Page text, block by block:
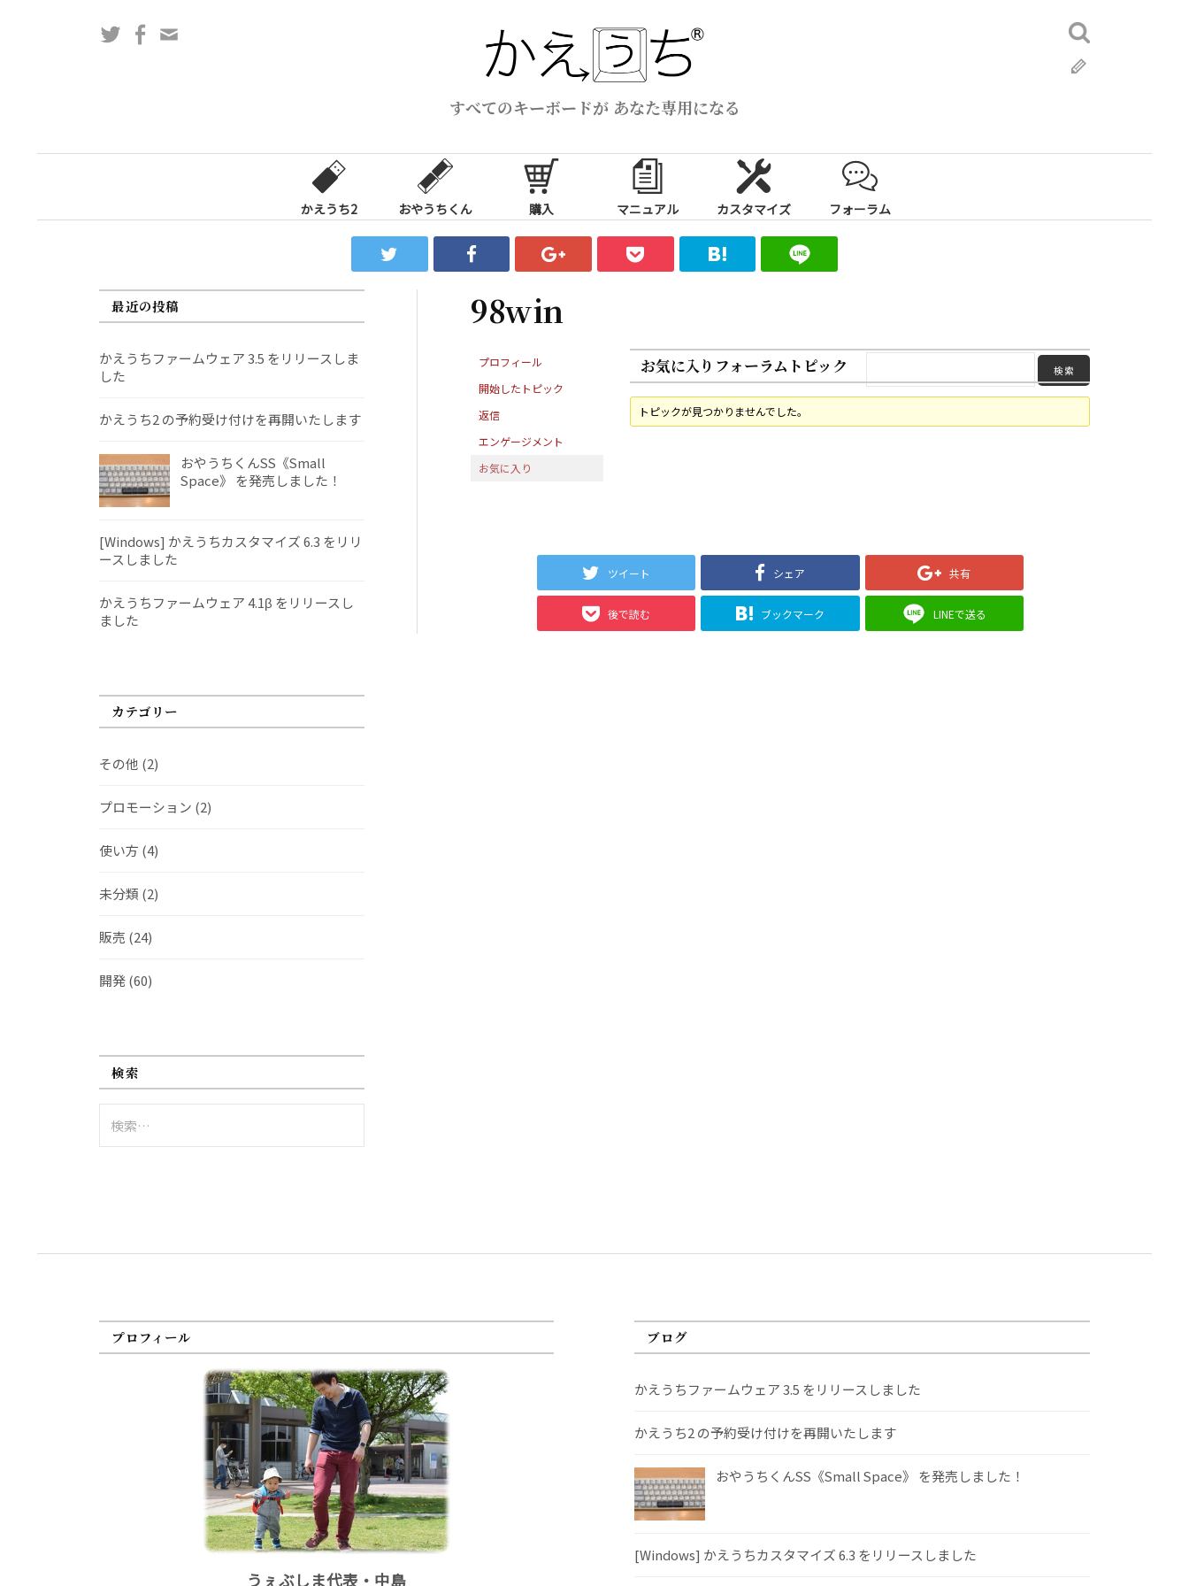
ス
すべてのキーボードが あなた専用になる
TwitterFacebook
検
索:
かえうち2 おやうちくん 購入 マニュアル カスタマイズ フォーラム
98win
プロフィール
開始したトピック
返信
エンゲージメント
お気に入り
お気に入りフォーラムトピック
トピックが見つかりませんでした。
ツイート シェア 共有
後で読む ブックマーク LINEで送る
最近の投稿
かえうちファームウェア 3.5 をリリースしま
した
かえうち2 の予約受け付けを再開いたします
おやうちくんSS《Small
Space》 を発売しました！
[Windows] かえうちカスタマイズ 6.3 をリリ
ースしました
かえうちファームウェア 4.1β をリリースし
ました
カテゴリー
その他 (2)
プロモーション (2)
使い方 (4)
未分類 (2)
販売 (24)
開発(60)
検索
索:
プロフィール
うぇぶしま代表・中島
ブログ
かえうちファームウェア 3.5 をリリースしました
かえうち2 の予約受け付けを再開いたします
おやうちくんSS《Small Space》 を発売しました！
[Windows] かえうちカスタマイズ 6.3 をリリースしました